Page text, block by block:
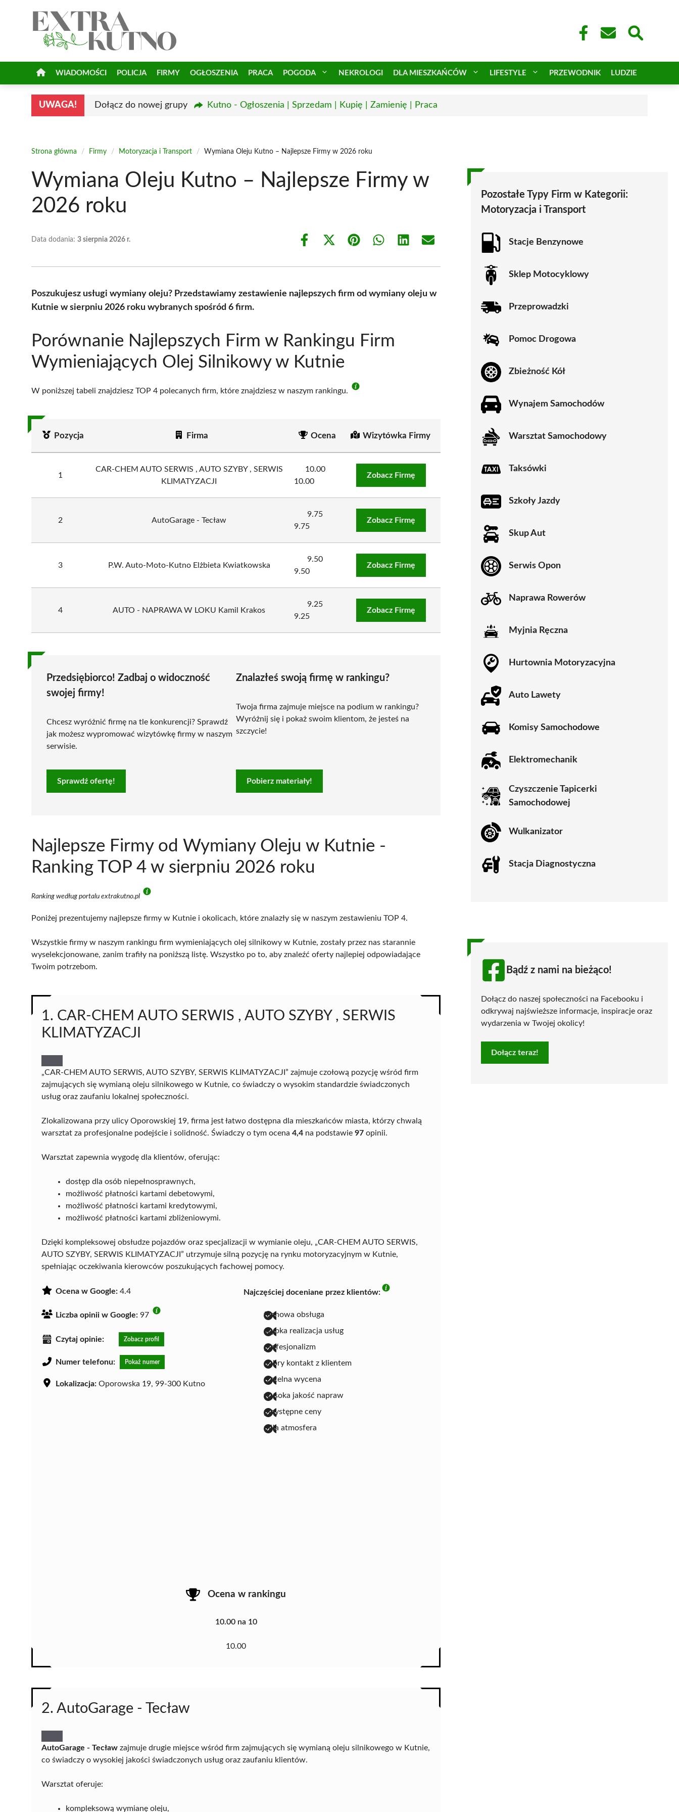
WIADOMOŚCI POLICJA FIRMY OGŁOSZENIA PRACA POGODA NEKROLOGI DLA MIESZKAŃCÓW LIFESTYLE PRZEWODNIK LUDZIE
UWAGA! Dołącz do nowej grupy Kutno - Ogłoszenia | Sprzedam | Kupię | Zamienię | Praca
Strona główna / Firmy / Motoryzacja i Transport / Wymiana Oleju Kutno – Najlepsze Firmy w 2026 roku
Wymiana Oleju Kutno – Najlepsze Firmy w
2026 roku
Data dodania: 3 sierpnia 2026 r.
Share
Share
(Twitter)
Share Share Share Share
Poszukujesz usługi wymiany oleju? Przedstawiamy zestawienie najlepszych firm od wymiany oleju w
Kutnie w sierpniu 2026 roku wybranych spośród 6 firm.
Porównanie Najlepszych Firm w Rankingu Firm
Wymieniających Olej Silnikowy w Kutnie
W poniższej tabeli znajdziesz TOP 4 polecanych firm, które znajdziesz w naszym rankingu.
Pozycja Firma Ocena Wizytówka Firmy
1
CAR-CHEM AUTO SERWIS , AUTO SZYBY , SERWIS
KLIMATYZACJI
10.00
10.00
Zobacz Firmę
2 AutoGarage - Tecław
9.75
9.75
Zobacz Firmę
3 P.W. Auto-Moto-Kutno Elżbieta Kwiatkowska
9.50
9.50
Zobacz Firmę
4 AUTO - NAPRAWA W LOKU Kamil Krakos
9.25
9.25
Zobacz Firmę
Przedsiębiorco! Zadbaj o widoczność
swojej firmy!
Chcesz wyróżnić firmę na tle konkurencji? Sprawdź
jak możesz wypromować wizytówkę firmy w naszym
serwisie.
Sprawdź ofertę!
Znalazłeś swoją firmę w rankingu?
Twoja firma zajmuje miejsce na podium w rankingu?
Wyróżnij się i pokaż swoim klientom, że jesteś na
szczycie!
Pobierz materiały!
Najlepsze Firmy od Wymiany Oleju w Kutnie -
Ranking TOP 4 w sierpniu 2026 roku
Ranking według portalu extrakutno.pl
Poniżej prezentujemy najlepsze firmy w Kutnie i okolicach, które znalazły się w naszym zestawieniu TOP 4.
Wszystkie firmy w naszym rankingu firm wymieniających olej silnikowy w Kutnie, zostały przez nas starannie
wyselekcjonowane, zanim trafiły na poniższą listę. Wszystko po to, aby znaleźć oferty najlepiej odpowiadające
Twoim potrzebom.
1. CAR-CHEM AUTO SERWIS , AUTO SZYBY , SERWIS
KLIMATYZACJI
„CAR-CHEM AUTO SERWIS, AUTO SZYBY, SERWIS KLIMATYZACJI” zajmuje czołową pozycję wśród firm
zajmujących się wymianą oleju silnikowego w Kutnie, co świadczy o wysokim standardzie świadczonych
usług oraz zaufaniu lokalnej społeczności.
Zlokalizowana przy ulicy Oporowskiej 19, firma jest łatwo dostępna dla mieszkańców miasta, którzy chwalą
warsztat za profesjonalne podejście i solidność. Świadczy o tym ocena 4,4 na podstawie 97 opinii.
Warsztat zapewnia wygodę dla klientów, oferując:
dostęp dla osób niepełnosprawnych,
możliwość płatności kartami debetowymi,
możliwość płatności kartami kredytowymi,
możliwość płatności kartami zbliżeniowymi.
Dzięki kompleksowej obsłudze pojazdów oraz specjalizacji w wymianie oleju, „CAR-CHEM AUTO SERWIS,
AUTO SZYBY, SERWIS KLIMATYZACJI” utrzymuje silną pozycję na rynku motoryzacyjnym w Kutnie,
spełniając oczekiwania kierowców poszukujących fachowej pomocy.
Ocena w Google: 4.4
Liczba opinii w Google: 97
Czytaj opinie: Zobacz profil
Numer telefonu: Pokaż numer
Lokalizacja: Oporowska 19, 99-300 Kutno
Najczęściej doceniane przez klientów:
fachowa obsługa
szybka realizacja usług
profesjonalizm
dobry kontakt z klientem
rzetelna wycena
wysoka jakość napraw
przystępne ceny
miła atmosfera
Ocena w rankingu
10.00 na 10
10.00
2. AutoGarage - Tecław
AutoGarage - Tecław zajmuje drugie miejsce wśród firm zajmujących się wymianą oleju silnikowego w Kutnie,
co świadczy o wysokiej jakości świadczonych usług oraz zaufaniu klientów.
Warsztat oferuje:
kompleksową wymianę oleju,
Pozostałe Typy Firm w Kategorii:
Motoryzacja i Transport
Stacje Benzynowe
Sklep Motocyklowy
Przeprowadzki
Pomoc Drogowa
Zbieżność Kół
Wynajem Samochodów
Warsztat Samochodowy
Taksówki
Szkoły Jazdy
Skup Aut
Serwis Opon
Naprawa Rowerów
Myjnia Ręczna
Hurtownia Motoryzacyjna
Auto Lawety
Komisy Samochodowe
Elektromechanik
Czyszczenie Tapicerki
Samochodowej
Wulkanizator
Stacja Diagnostyczna
Bądź z nami na bieżąco!
Dołącz do naszej społeczności na Facebooku i
odkrywaj najświeższe informacje, inspiracje oraz
wydarzenia w Twojej okolicy!
Dołącz teraz!